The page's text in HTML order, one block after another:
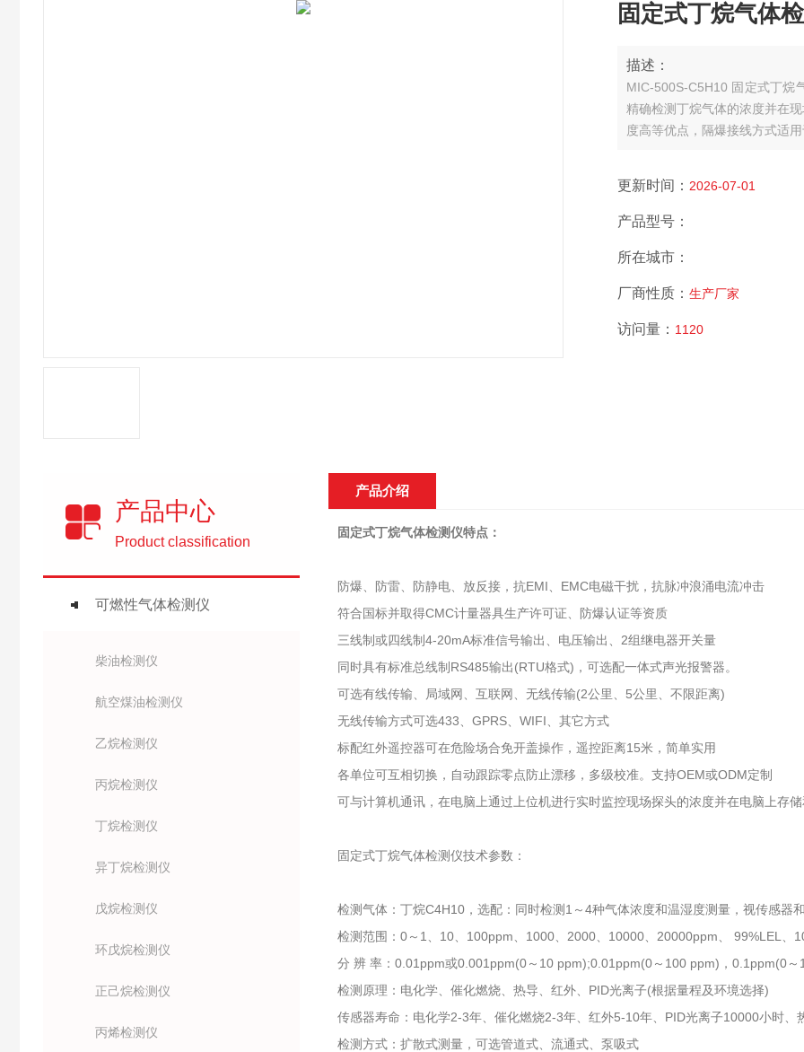
固定式丁烷气体
描述：
MIC-500S-C5H10 固定式丁烷
精确检测丁烷气体的浓度并在
度高等优点，隔爆接线方式适用
更新时间： 2026-07-01
产品型号：
所在城市：
厂商性质： 生产厂家
访问量： 1120
产品中心
Product classification
可燃性气体检测仪
柴油检测仪
航空煤油检测仪
乙烷检测仪
丙烷检测仪
丁烷检测仪
异丁烷检测仪
戊烷检测仪
环戊烷检测仪
正己烷检测仪
丙烯检测仪
产品介绍
固定式丁烷气体检测仪特点：
防爆、防雷、防静电、放反接，抗EMI、EMC电磁干扰，抗脉冲浪涌电流冲击
符合国标并取得CMC计量器具生产许可证、防爆认证等资质
三线制或四线制4-20mA标准信号输出、电压输出、2组继电器开关量
同时具有标准总线制RS485输出(RTU格式)，可选配一体式声光报警器。
可选有线传输、局域网、互联网、无线传输(2公里、5公里、不限距离)
无线传输方式可选433、GPRS、WIFI、其它方式
标配红外遥控器可在危险场合免开盖操作，遥控距离15米，简单实用
各单位可互相切换，自动跟踪零点防止漂移，多级校准。支持OEM或ODM定制
可与计算机通讯，在电脑上通过上位机进行实时监控现场探头的浓度并在电脑上存储
固定式丁烷气体检测仪技术参数：
检测气体：丁烷C4H10，选配：同时检测1～4种气体浓度和温湿度测量，视传感器
检测范围：0～1、10、100ppm、1000、2000、10000、20000ppm、 99%LEL、
分 辨 率：0.01ppm或0.001ppm(0～10 ppm);0.01ppm(0～100 ppm)，0.1ppm(0
检测原理：电化学、催化燃烧、热导、红外、PID光离子(根据量程及环境选择)
传感器寿命：电化学2-3年、催化燃烧2-3年、红外5-10年、PID光离子10000小时、
检测方式：扩散式测量，可选管道式、流通式、泵吸式